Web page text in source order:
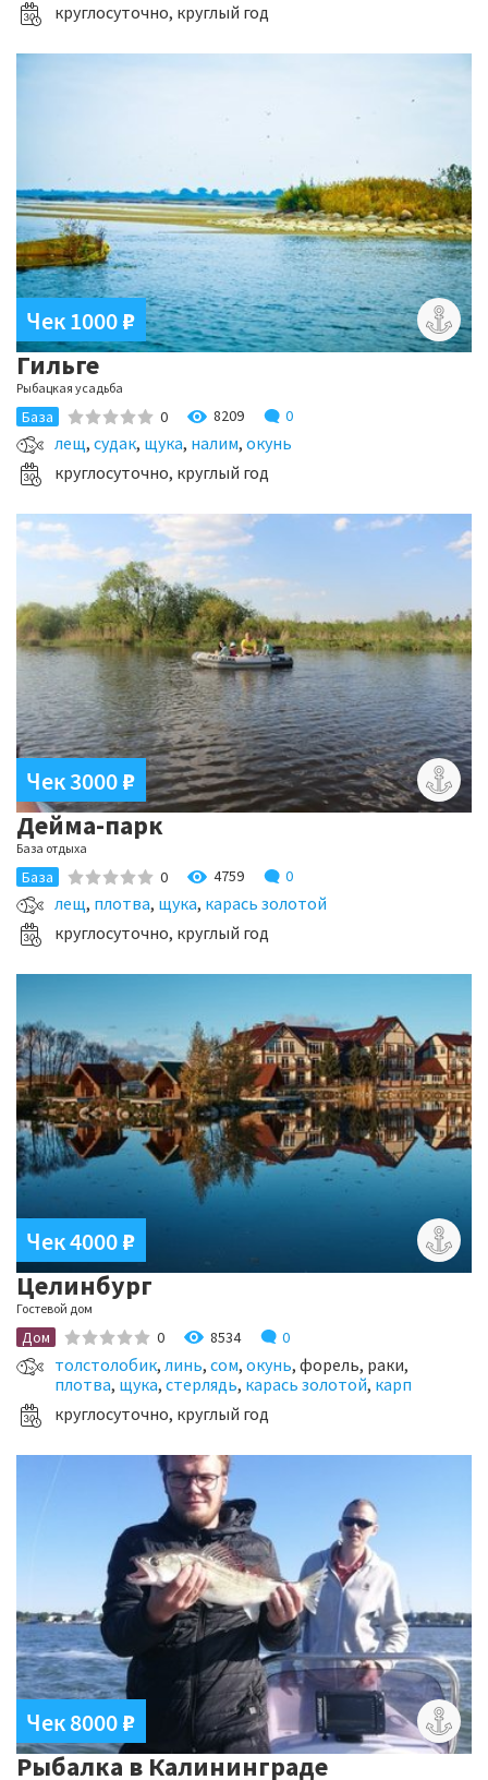
круглосуточно, круглый год
Чек 1000₽
Гильге
Рыбацкая усадьба
База 0 8209 0
лещ, судак, щука, налим, окунь
круглосуточно, круглый год
Чек 3000₽
Дейма-парк
База отдыха
База 0 4759 0
лещ, плотва, щука, карась золотой
круглосуточно, круглый год
Чек 4000₽
Целинбург
Гостевой дом
Дом 0 8534 0
толстолобик, линь, сом, окунь, форель, раки,
плотва, щука, стерлядь, карась золотой, карп
круглосуточно, круглый год
Чек 8000₽
Рыбалка в Калининграде